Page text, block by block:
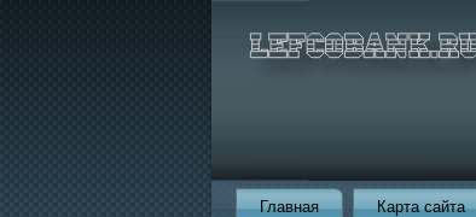
Главная Карта сайта